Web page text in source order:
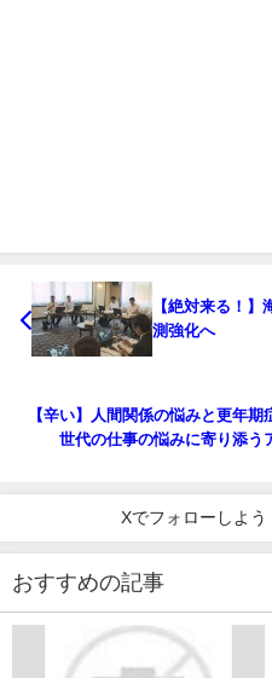
【絶対来る！
測強化へ
【辛い】人間関係の悩みと更年期
世代の仕事の悩みに寄り添う
Xでフォローしよう
おすすめの記事